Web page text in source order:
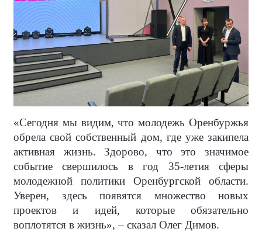
«Сегодня мы видим, что молодежь Оренбуржья
обрела свой собственный дом, где уже закипела
активная жизнь. Здорово, что это значимое
событие свершилось в год 35-летия сферы
молодежной политики Оренбургской области.
Уверен, здесь появятся множество новых
проектов и идей, которые обязательно
воплотятся в жизнь», – сказал Олег Димов.